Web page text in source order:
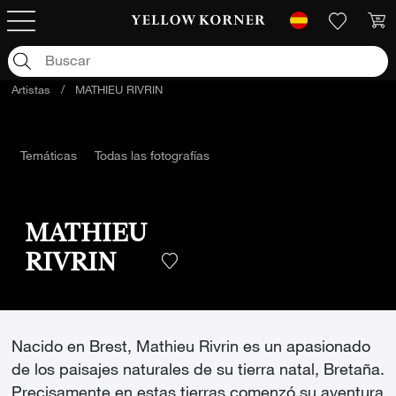
Artistas / MATHIEU RIVRIN
Temáticas Todas las fotografías
MATHIEU
RIVRIN
Nacido en Brest, Mathieu Rivrin es un apasionado
de los paisajes naturales de su tierra natal, Bretaña.